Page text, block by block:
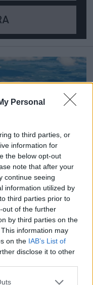
Personal
to third parties, or
information for
the below opt-out
note that after your
continue seeing
information utilized by
third parties prior to
out of the further
by third parties on the
information may
on the IAB’s List of
disclose it to other
en
och samtidigt
Har du rätt
utveckla